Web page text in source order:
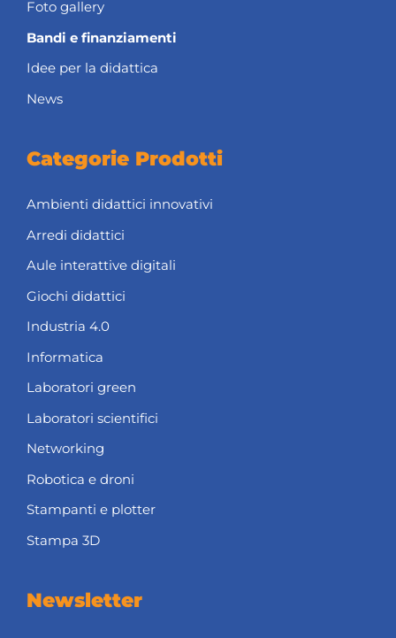
Foto gallery
Bandi e finanziamenti
Idee per la didattica
News
Categorie Prodotti
Ambienti didattici innovativi
Arredi didattici
Aule interattive digitali
Giochi didattici
Industria 4.0
Informatica
Laboratori green
Laboratori scientifici
Networking
Robotica e droni
Stampanti e plotter
Stampa 3D
Newsletter